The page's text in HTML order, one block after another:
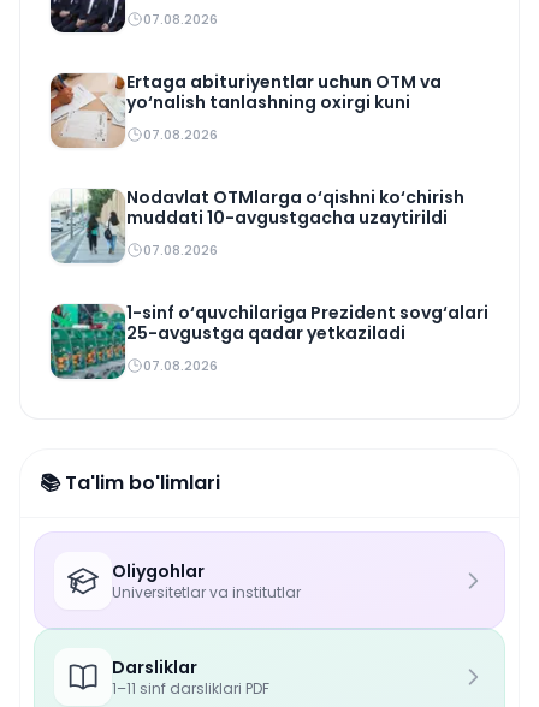
07.08.2026
Ertaga abituriyentlar uchun OTM va
yo‘nalish tanlashning oxirgi kuni
07.08.2026
Nodavlat OTMlarga o‘qishni ko‘chirish
muddati 10-avgustgacha uzaytirildi
07.08.2026
1-sinf o‘quvchilariga Prezident sovg‘alari
25-avgustga qadar yetkaziladi
07.08.2026
📚 Ta'lim bo'limlari
Oliygohlar
Universitetlar va institutlar
Darsliklar
1–11 sinf darsliklari PDF